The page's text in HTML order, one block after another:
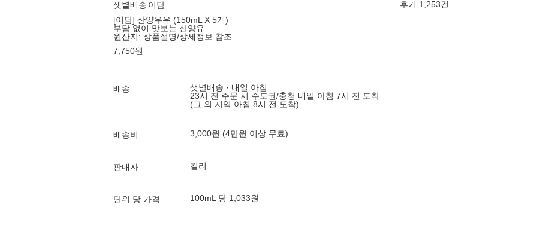
샛별배송 이담
후기 1,253건
[이담] 산양우유 (150mL X 5개)
부담 없이 맛보는 산양유
원산지: 상품설명/상세정보 참조
7,750원
배송
샛별배송 · 내일 아침
23시 전 주문 시 수도권/충청 내일 아침 7시 전 도착
(그 외 지역 아침 8시 전 도착)
배송비 3,000원 (4만원 이상 무료)
판매자 컬리
단위 당 가격 100mL 당 1,033원